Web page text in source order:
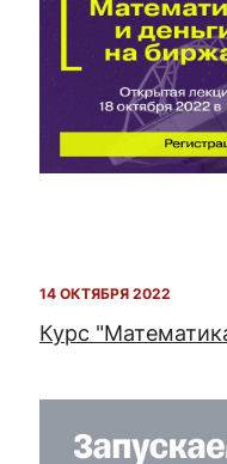
14 ОКТЯБРЯ 2022
Курс